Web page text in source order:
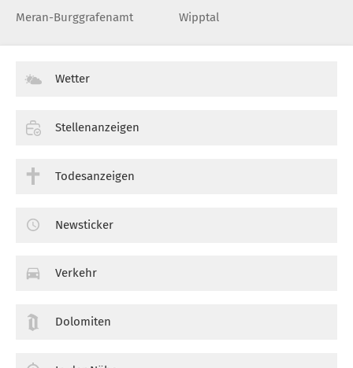
Meran-Burggrafenamt
Wipptal
Wetter
Stellenanzeigen
Todesanzeigen
Newsticker
Verkehr
Dolomiten